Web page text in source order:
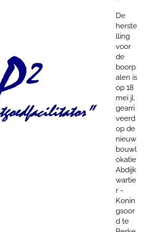
d
De
herste
lling
voor
de
boorp
alen is
op 18
mei jl.
gearri
veerd
op de
nieuw
bouwl
okatie
wartie
Konin
gsoor